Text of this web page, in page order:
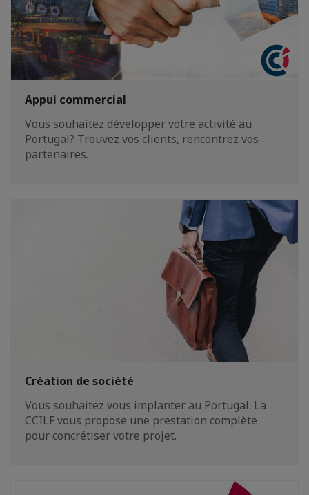
Appui commercial
Vous souhaitez développer votre activité au
Portugal? Trouvez vos clients, rencontrez vos
partenaires.
Création de société
Vous souhaitez vous implanter au Portugal. La
CCILF vous propose une prestation complète
pour concrétiser votre projet.